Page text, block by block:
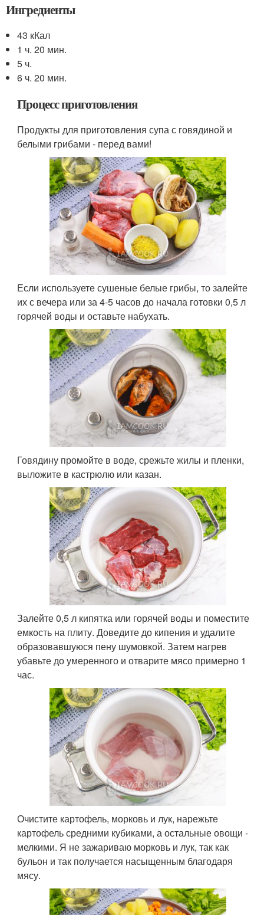
Ингредиенты
43 кКал
1 ч. 20 мин.
5 ч.
6 ч. 20 мин.
Процесс приготовления
Продукты для приготовления супа с говядиной и
белыми грибами - перед вами!
Если используете сушеные белые грибы, то залейте
их с вечера или за 4-5 часов до начала готовки 0,5 л
горячей воды и оставьте набухать.
Говядину промойте в воде, срежьте жилы и пленки,
выложите в кастрюлю или казан.
Залейте 0,5 л кипятка или горячей воды и поместите
емкость на плиту. Доведите до кипения и удалите
образовавшуюся пену шумовкой. Затем нагрев
убавьте до умеренного и отварите мясо примерно 1
час.
Очистите картофель, морковь и лук, нарежьте
картофель средними кубиками, а остальные овощи -
мелкими. Я не зажариваю морковь и лук, так как
бульон и так получается насыщенным благодаря
мясу.